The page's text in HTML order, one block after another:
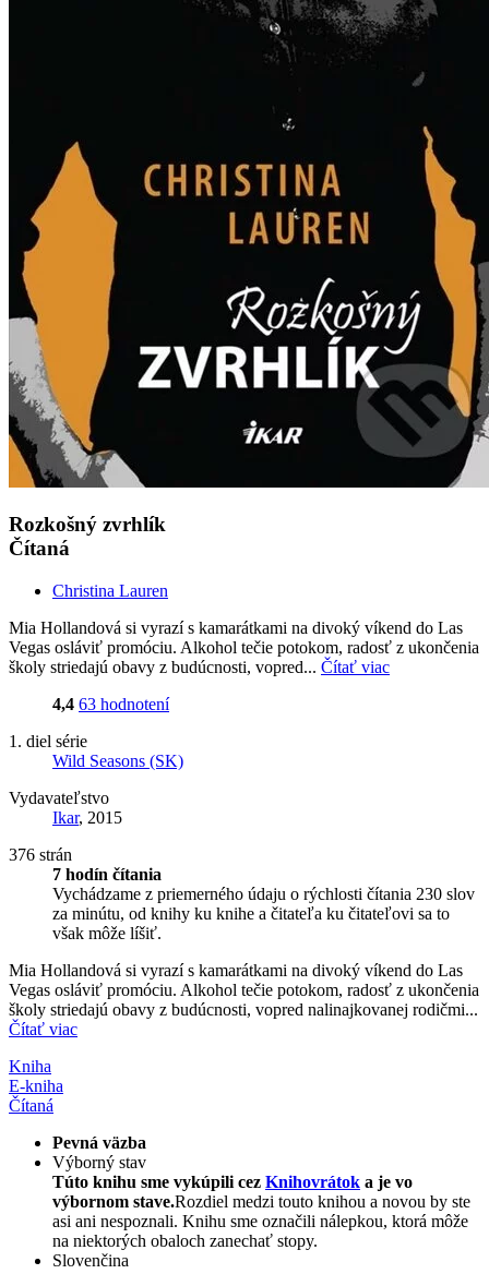
Rozkošný zvrhlík
Čítaná
Christina Lauren
Mia Hollandová si vyrazí s kamarátkami na divoký víkend do Las
Vegas osláviť promóciu. Alkohol tečie potokom, radosť z ukončenia
školy striedajú obavy z budúcnosti, vopred... Čítať viac
4,4 63 hodnotení
1. diel série
Wild Seasons (SK)
Vydavateľstvo
Ikar, 2015
376 strán
7 hodín čítania
Vychádzame z priemerného údaju o rýchlosti čítania 230 slov
za minútu, od knihy ku knihe a čitateľa ku čitateľovi sa to
však môže líšiť.
Mia Hollandová si vyrazí s kamarátkami na divoký víkend do Las
Vegas osláviť promóciu. Alkohol tečie potokom, radosť z ukončenia
školy striedajú obavy z budúcnosti, vopred nalinajkovanej rodičmi...
Čítať viac
Kniha
E-kniha
Čítaná
Pevná väzba
Výborný stav
Túto knihu sme vykúpili cez Knihovrátok a je vo
výbornom stave.Rozdiel medzi touto knihou a novou by ste
asi ani nespoznali. Knihu sme označili nálepkou, ktorá môže
na niektorých obaloch zanechať stopy.
Slovenčina